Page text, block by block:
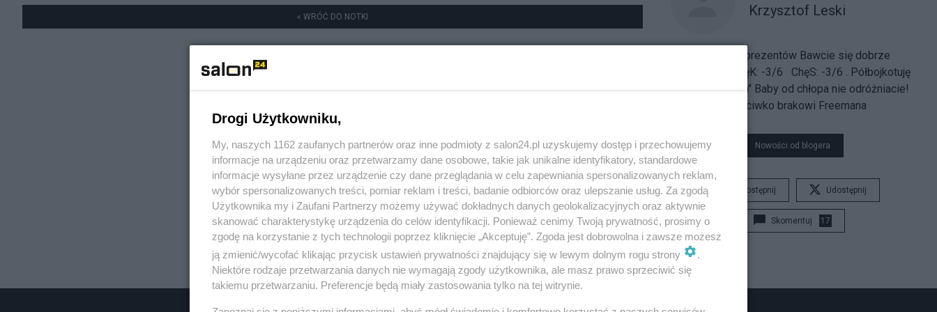
« WRÓĆ DO NOTKI Krzysztof Leski
Salonowa lista prezentów Bawcie się dobrze
ChęP: -3/6 ChęK: -3/6 ChęS: -3/6 . Półbojkotuję
"lubczasopisma" Baby od chłopa nie odróżniacie!
Protestuję przeciwko brakowi Freemana
Nowości od blogera
Udostępnij Udostępnij
Skomentuj 17
Drogi Użytkowniku,
My, naszych 1162 zaufanych partnerów oraz inne podmioty z salon24.pl uzyskujemy dostęp i przechowujemy
informacje na urządzeniu oraz przetwarzamy dane osobowe, takie jak unikalne identyfikatory, standardowe
informacje wysyłane przez urządzenie czy dane przeglądania w celu zapewniania spersonalizowanych reklam,
wybór spersonalizowanych treści, pomiar reklam i treści, badanie odbiorców oraz ulepszanie usług. Za zgodą
Użytkownika my i Zaufani Partnerzy możemy używać dokładnych danych geolokalizacyjnych oraz aktywnie
skanować charakterystykę urządzenia do celów identyfikacji. Ponieważ cenimy Twoją prywatność, prosimy o
zgodę na korzystanie z tych technologii poprzez kliknięcie „Akceptuję”. Zgoda jest dobrowolna i zawsze możesz
ją zmienić/wycofać klikając przycisk ustawień prywatności znajdujący się w lewym dolnym rogu strony
.
Niektóre rodzaje przetwarzania danych nie wymagają zgody użytkownika, ale masz prawo sprzeciwić się
takiemu przetwarzaniu. Preferencje będą miały zastosowania tylko na tej witrynie.